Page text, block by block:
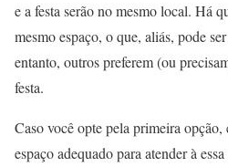
e a festa serão no mesmo local. Há
mesmo espaço, o que, aliás, pode
entanto, outros preferem (ou
festa.
Caso você opte pela primeira
espaço adequado para atender à